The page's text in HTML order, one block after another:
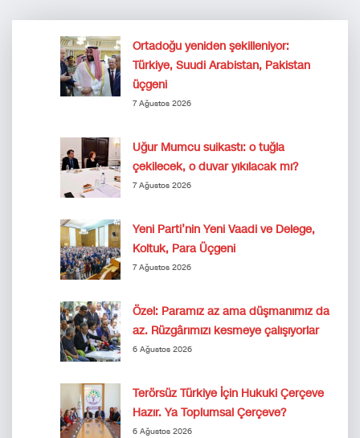
Ortadoğu yeniden şekilleniyor:
Türkiye, Suudi Arabistan, Pakistan
üçgeni
7 Ağustos 2026
Uğur Mumcu suikastı: o tuğla
çekilecek, o duvar yıkılacak mı?
7 Ağustos 2026
Yeni Parti’nin Yeni Vaadi ve Delege,
Koltuk, Para Üçgeni
7 Ağustos 2026
Özel: Paramız az ama düşmanımız da
az. Rüzgârımızı kesmeye çalışıyorlar
6 Ağustos 2026
Terörsüz Türkiye İçin Hukuki Çerçeve
Hazır. Ya Toplumsal Çerçeve?
6 Ağustos 2026